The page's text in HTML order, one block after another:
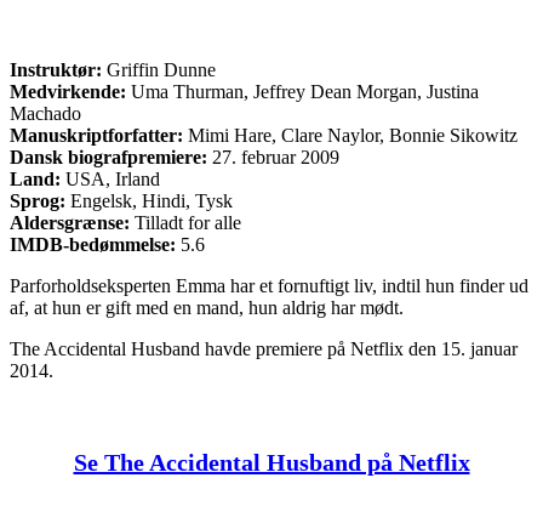
Instruktør: Griffin Dunne
Medvirkende: Uma Thurman, Jeffrey Dean Morgan, Justina
Machado
Manuskriptforfatter: Mimi Hare, Clare Naylor, Bonnie Sikowitz
Dansk biografpremiere: 27. februar 2009
Land: USA, Irland
Sprog: Engelsk, Hindi, Tysk
Aldersgrænse: Tilladt for alle
IMDB-bedømmelse: 5.6
Parforholdseksperten Emma har et fornuftigt liv, indtil hun finder ud
af, at hun er gift med en mand, hun aldrig har mødt.
The Accidental Husband havde premiere på Netflix den 15. januar
2014.
Se The Accidental Husband på Netflix